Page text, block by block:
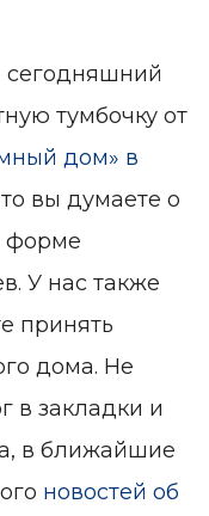
сегодняшний
тумбочку от
дом» в
вы думаете о
форме
У нас также
принять
дома. Не
в закладки и
в ближайшие
новостей об